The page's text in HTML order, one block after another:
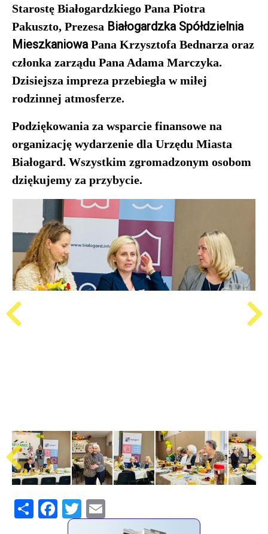
Starostę Białogardzkiego Pana Piotra
Pakuszto, Prezesa Białogardzka Spółdzielnia
Mieszkaniowa Pana Krzysztofa Bednarza oraz
członka zarządu Pana Adama Marczyka.
Dzisiejsza impreza przebiegła w miłej
rodzinnej atmosferze.
Podziękowania za wsparcie finansowe na
organizację wydarzenie dla Urzędu Miasta
Białogard. Wszystkim zgromadzonym osobom
dziękujemy za przybycie.
ShareFacebook
Twitter